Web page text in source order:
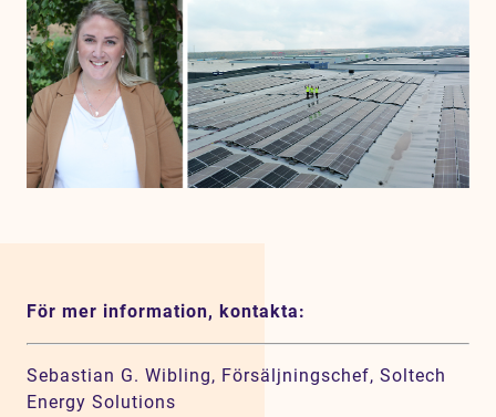
För mer information, kontakta:
Sebastian G. Wibling, Försäljningschef, Soltech
Energy Solutions